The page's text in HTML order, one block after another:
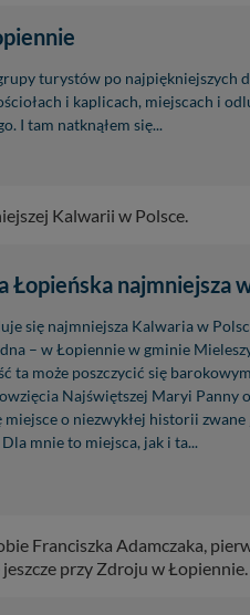
turystów po najpiękniejszych
i kaplicach, miejscach i
I tam natknąłem się...
Kalwarii w Polsce.
Łopieńska najmniejsza
się najmniejsza Kalwaria w
– w Łopiennie w gminie
ta może poszczycić się
Najświętszej Maryi Panny
miejsce o niezwykłej historii zwane
Dla mnie to miejsca, jak i ta...
Franciszka Adamczaka,
przy Zdroju w Łopiennie.
przeglądarka umożliwia Ci
Pojezierze Gnieźnieńskie